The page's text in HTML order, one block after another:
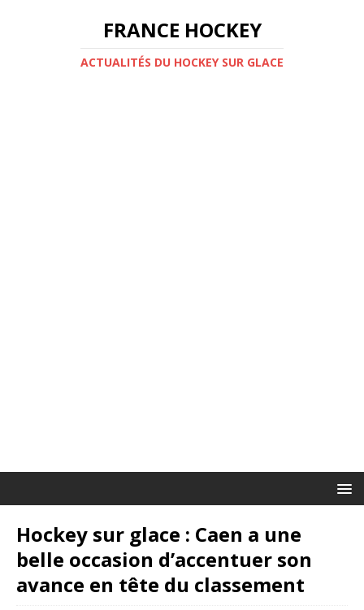
FRANCE HOCKEY
ACTUALITÉS DU HOCKEY SUR GLACE
Hockey sur glace : Caen a une
belle occasion d’accentuer son
avance en tête du classement